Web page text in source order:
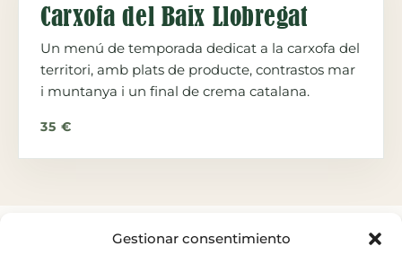
Gestionar consentimiento
Carxofa del Baix Llobregat
Un menú de temporada dedicat a la carxofa del
territori, amb plats de producte, contrastos mar
i muntanya i un final de crema catalana.
35 €